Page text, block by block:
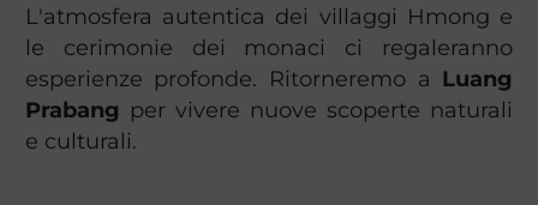
L'atmosfera autentica dei villaggi Hmong e
le cerimonie dei monaci ci regaleranno
esperienze profonde. Ritorneremo a Luang
Prabang per vivere nuove scoperte naturali
e culturali.